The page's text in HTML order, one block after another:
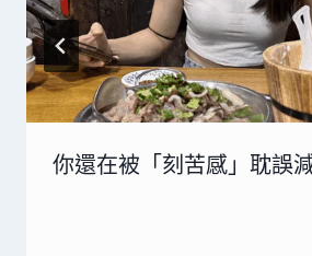
你還在被「刻苦感」耽誤